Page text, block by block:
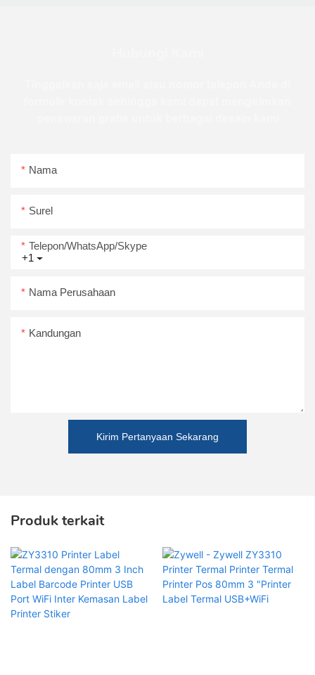
Nama
Surel
+1
Telepon/WhatsApp/Skype
Nama Perusahaan
Kandungan
Kirim Pertanyaan Sekarang
Produk terkait